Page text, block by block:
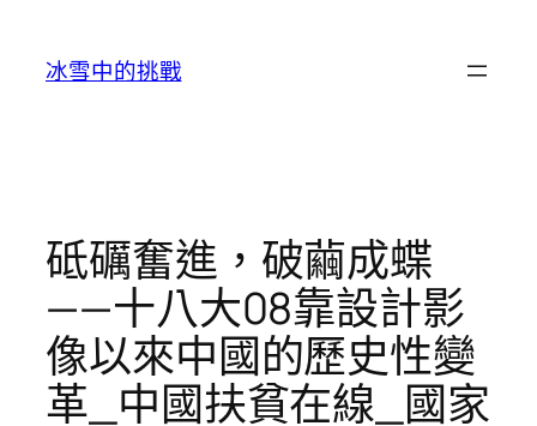
冰雪中的挑戰
砥礪奮進，破繭成蝶
——十八大08靠設計影
像以來中國的歷史性變
革_中國扶貧在線_國家